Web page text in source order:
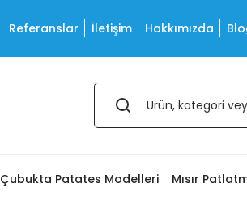
Referanslar İletişim Hakkımızda
Çubukta Patates Modelleri Mısır